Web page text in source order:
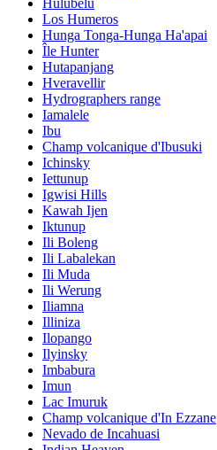
Los Humeros
Hunga Tonga-Hunga Ha'apai
Île Hunter
Hutapanjang
Hveravellir
Hydrographers range
Iamalele
Ibu
Champ volcanique d'Ibusuki
Ichinsky
Iettunup
Igwisi Hills
Kawah Ijen
Iktunup
Ili Boleng
Ili Labalekan
Ili Muda
Ili Werung
Iliamna
Illiniza
Ilopango
Ilyinsky
Imbabura
Imun
Lac Imuruk
Champ volcanique d'In Ezzane
Nevado de Incahuasi